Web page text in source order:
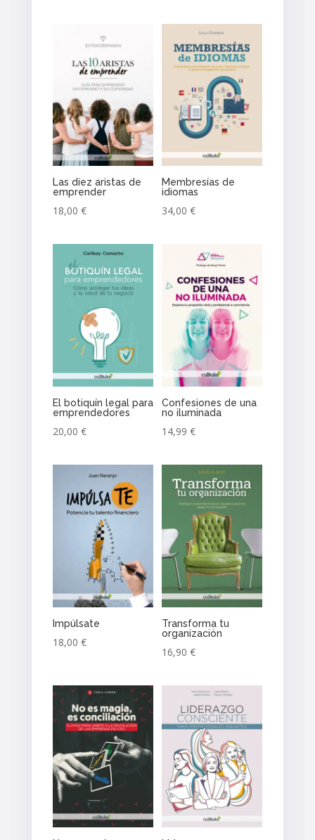
Las diez aristas de
emprender
18,00 €
Membresías de
idiomas
34,00 €
El botiquín legal para
emprendedores
20,00 €
Confesiones de una
no iluminada
14,99 €
Impúlsate
18,00 €
Transforma tu
organización
16,90 €